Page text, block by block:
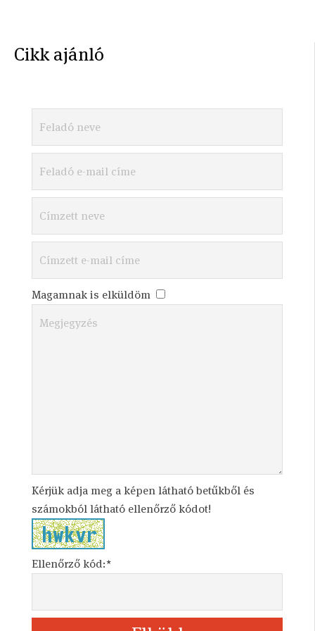
Cikk ajánló
Magamnak is elküldöm
Kérjük adja meg a képen látható betűkből és
számokból látható ellenőrző kódot!
Ellenőrző kód:*